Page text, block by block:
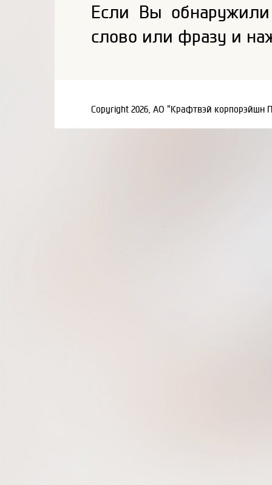
Если Вы
слово или фразу и
Copyright 2026, АО "Крафтвэй корпорэйшн